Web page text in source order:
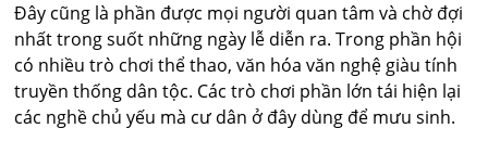
Đây cũng là phần được mọi người quan tâm và chờ đợi
nhất trong suốt những ngày lễ diễn ra. Trong phần hội
có nhiều trò chơi thể thao, văn hóa văn nghệ giàu tính
truyền thống dân tộc. Các trò chơi phần lớn tái hiện lại
các nghề chủ yếu mà cư dân ở đây dùng để mưu sinh.